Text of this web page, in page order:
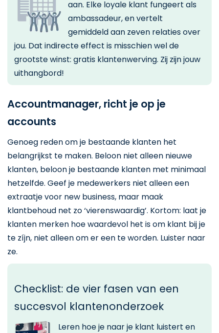
aan. Elke loyale klant fungeert als
ambassadeur, en vertelt
gemiddeld aan zeven relaties over
jou. Dat indirecte effect is misschien wel de
grootste winst: gratis klantenwerving. Zij zijn jouw
uithangbord!
Accountmanager, richt je op je
accounts
Genoeg reden om je bestaande klanten het
belangrijkst te maken. Beloon niet alleen nieuwe
klanten, beloon je bestaande klanten met minimaal
hetzelfde. Geef je medewerkers niet alleen een
extraatje voor new business, maar maak
klantbehoud net zo ‘vierenswaardig’. Kortom: laat je
klanten merken hoe waardevol het is om klant bij je
te zíjn, niet alleen om er een te worden. Luister naar
ze.
Checklist: de vier fasen van een
succesvol klantenonderzoek
Leren hoe je naar je klant luistert en